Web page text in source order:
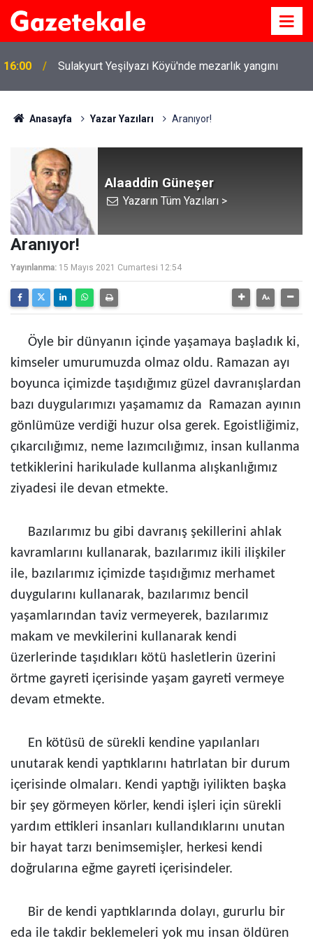
16:00 Sulakyurt Yeşilyazı Köyü'nde mezarlık yangını
Anasayfa Yazar Yazıları Aranıyor!
Alaaddin Güneşer
Yazarın Tüm Yazıları >
Aranıyor!
Yayınlanma: 15 Mayıs 2021 Cumartesi 12:54
Öyle bir dünyanın içinde yaşamaya başladık ki,
kimseler umurumuzda olmaz oldu. Ramazan ayı
boyunca içimizde taşıdığımız güzel davranışlardan
bazı duygularımızı yaşamamız da Ramazan ayının
gönlümüze verdiği huzur olsa gerek. Egoistliğimiz,
çıkarcılığımız, neme lazımcılığımız, insan kullanma
tetkiklerini harikulade kullanma alışkanlığımız
ziyadesi ile devan etmekte.
Bazılarımız bu gibi davranış şekillerini ahlak
kavramlarını kullanarak, bazılarımız ikili ilişkiler
ile, bazılarımız içimizde taşıdığımız merhamet
duygularını kullanarak, bazılarımız bencil
yaşamlarından taviz vermeyerek, bazılarımız
makam ve mevkilerini kullanarak kendi
üzerlerinde taşıdıkları kötü hasletlerin üzerini
örtme gayreti içerisinde yaşam gayreti vermeye
devam etmekte.
En kötüsü de sürekli kendine yapılanları
unutarak kendi yaptıklarını hatırlatan bir durum
içerisinde olmaları. Kendi yaptığı iyilikten başka
bir şey görmeyen körler, kendi işleri için sürekli
yardım ettikleri insanları kullandıklarını unutan
bir hayat tarzı benimsemişler, herkesi kendi
doğrularına eğme gayreti içerisindeler.
Bir de kendi yaptıklarında dolayı, gururlu bir
eda ile takdir beklemeleri yok mu insan öldüren